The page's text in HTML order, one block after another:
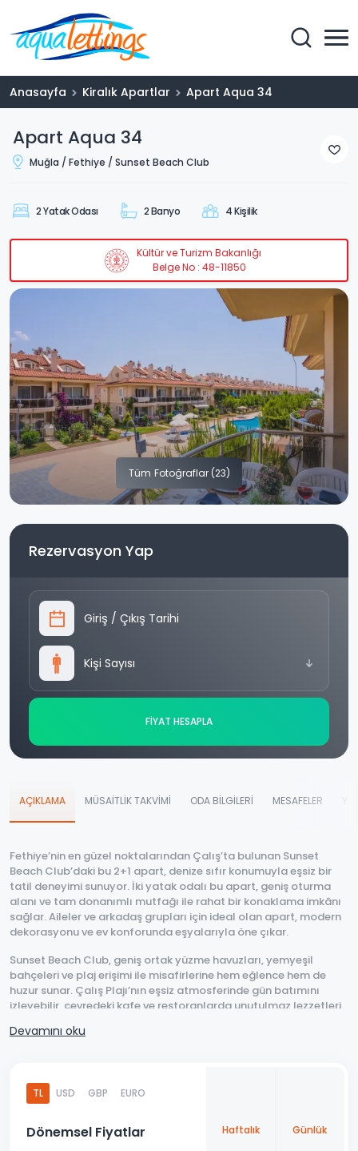
Anasayfa Kiralık Apartlar Apart Aqua 34
Apart Aqua 34
Muğla / Fethiye / Sunset Beach Club
2 Yatak Odası 2 Banyo 4 Kişilik
Kültür ve Turizm Bakanlığı
Belge No : 48-11850
Tüm Fotoğraflar (23)
Rezervasyon Yap
Giriş / Çıkış Tarihi
Kişi Sayısı
FİYAT HESAPLA
AÇIKLAMA MÜSAİTLİK TAKVİMİ ODA BİLGİLERİ MESAFELER
Fethiye’nin en güzel noktalarından Çalış’ta bulunan Sunset
Beach Club’daki bu 2+1 apart, denize sıfır konumuyla eşsiz bir
tatil deneyimi sunuyor. İki yatak odalı bu apart, geniş oturma
alanı ve tam donanımlı mutfağı ile rahat bir konaklama imkânı
sağlar. Aileler ve arkadaş grupları için ideal olan apart, modern
dekorasyonu ve ev konforunda eşyalarıyla öne çıkar.
Sunset Beach Club, geniş ortak yüzme havuzları, yemyeşil
bahçeleri ve plaj erişimi ile misafirlerine hem eğlence hem de
huzur sunar. Çalış Plajı’nın eşsiz atmosferinde gün batımını
izleyebilir, çevredeki kafe ve restoranlarda unutulmaz lezzetleri
aktivitelere kolay ulaşım imkânı sağlar.
apart sizin için harika bir seçenek olacaktır. Tatilinizi hemen
planlayarak rezervasyonunuzu yapabilirsiniz.
📞 Bugün bizimle iletişime geçerek mükemmel tatilinizi
rezerve edin!
Devamını oku
TL USD GBP EURO
Dönemsel Fiyatlar Haftalık Günlük